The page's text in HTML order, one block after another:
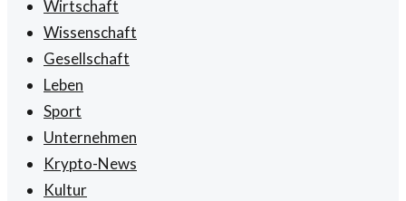
Wirtschaft
Wissenschaft
Gesellschaft
Leben
Sport
Unternehmen
Krypto-News
Kultur